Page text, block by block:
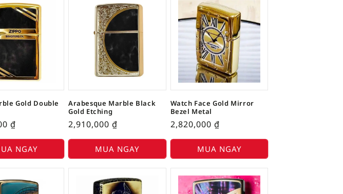
Gold Double
₫
NGAY
Arabesque Marble Black
Gold Etching
2,910,000 ₫
MUA NGAY
Watch Face Gold Mirror
Bezel Metal
2,820,000 ₫
MUA NGAY